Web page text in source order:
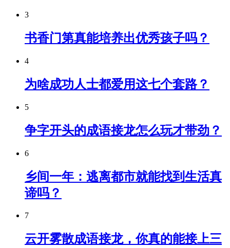
3
书香门第真能培养出优秀孩子吗？
4
为啥成功人士都爱用这七个套路？
5
争字开头的成语接龙怎么玩才带劲？
6
乡间一年：逃离都市就能找到生活真
谛吗？
7
云开雾散成语接龙，你真的能接上三